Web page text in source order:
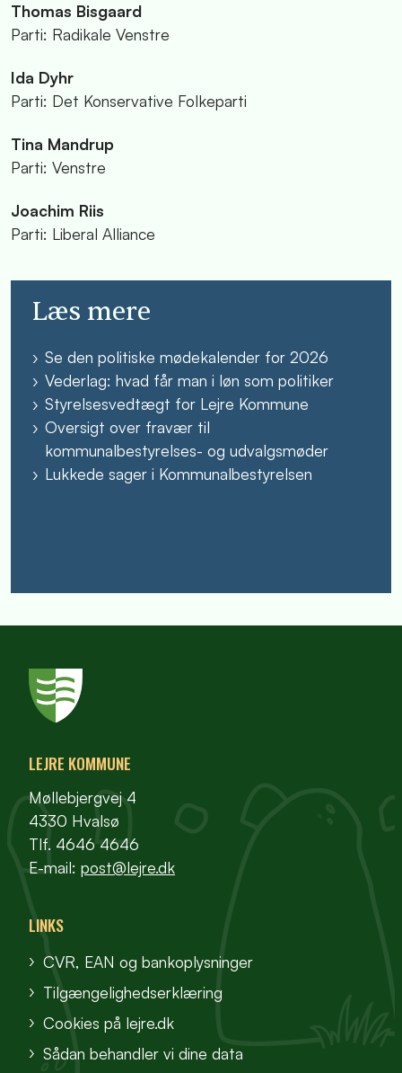
Thomas Bisgaard
Parti: Radikale Venstre
Ida Dyhr
Parti: Det Konservative Folkeparti
Tina Mandrup
Parti: Venstre
Joachim Riis
Parti: Liberal Alliance
Læs mere
Se den politiske mødekalender for 2026
Vederlag: hvad får man i løn som politiker
Styrelsesvedtægt for Lejre Kommune
Oversigt over fravær til
kommunalbestyrelses- og udvalgsmøder
Lukkede sager i Kommunalbestyrelsen
LEJRE KOMMUNE
Møllebjergvej 4
4330 Hvalsø
Tlf. 4646 4646
E-mail: post@lejre.dk
LINKS
CVR, EAN og bankoplysninger
Tilgængelighedserklæring
Cookies på lejre.dk
Sådan behandler vi dine data